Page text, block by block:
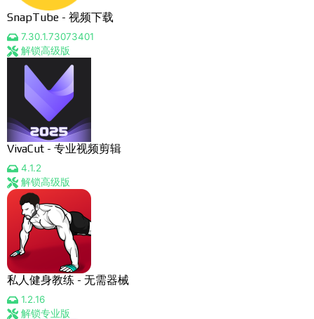
SnapTube - 视频下载
7.30.1.73073401
解锁高级版
VivaCut - 专业视频剪辑
4.1.2
解锁高级版
私人健身教练 - 无需器械
1.2.16
解锁专业版